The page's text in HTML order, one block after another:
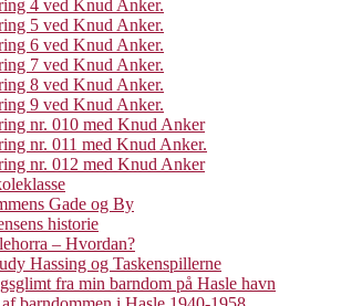
4 ved Knud Anker.
5 ved Knud Anker.
6 ved Knud Anker.
7 ved Knud Anker.
8 ved Knud Anker.
9 ved Knud Anker.
nr. 010 med Knud Anker
nr. 011 med Knud Anker.
nr. 012 med Knud Anker
Gade og By
historie
– Hvordan?
Hassing og Taskenspillerne
fra min barndom på Hasle havn